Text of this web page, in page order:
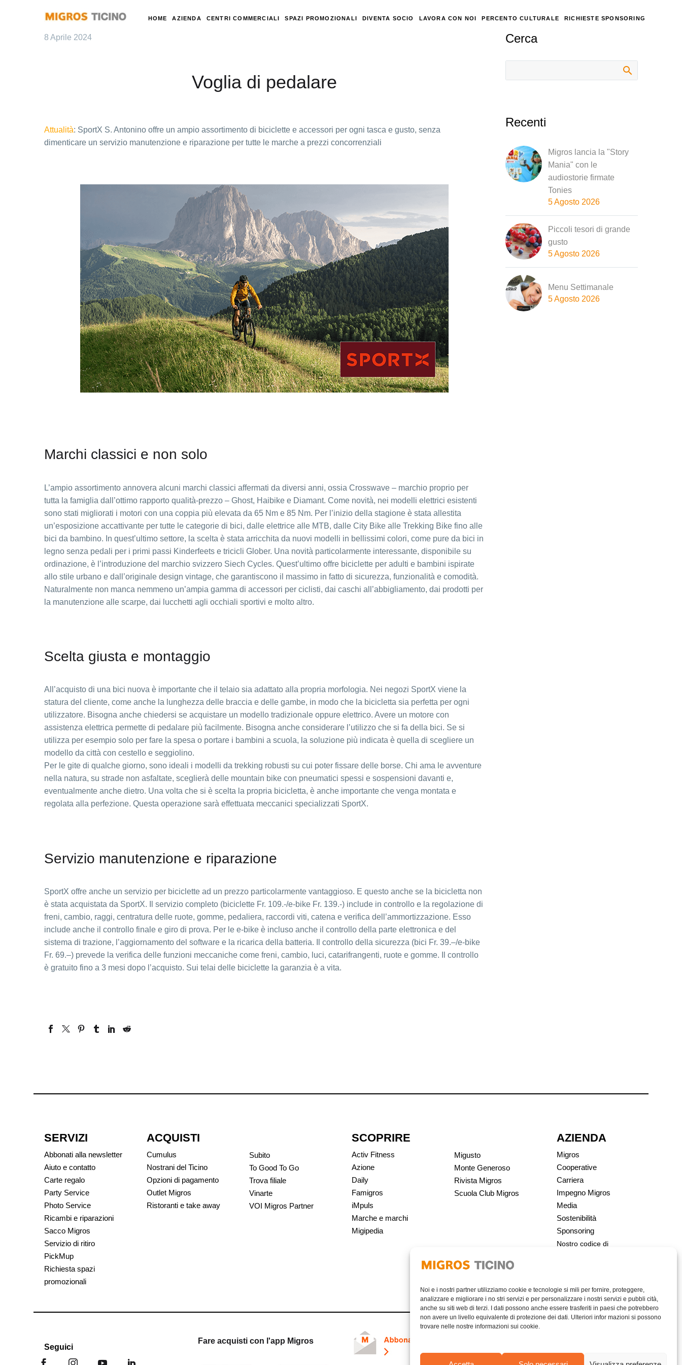
Noi e i nostri partner utilizziamo cookie e tecnologie si mili per fornire, proteggere,
analizzare e migliorare i no stri servizi e per personalizzare i nostri servizi e pubbli cità,
anche su siti web di terzi. I dati possono anche essere trasferiti in paesi che potrebbero
non avere un livello equivalente di protezione dei dati. Ulteriori infor mazioni si possono
trovare nelle nostre informazioni sui cookie.
HOME AZIENDA CENTRI COMMERCIALI SPAZI PROMOZIONALI DIVENTA SOCIO LAVORA CON NOI PERCENTO CULTURALE RICHIESTE SPONSORING
8 Aprile 2024
Voglia di pedalare
Attualità: SportX S. Antonino offre un ampio assortimento di biciclette e accessori per ogni tasca e gusto, senza
dimenticare un servizio manutenzione e riparazione per tutte le marche a prezzi concorrenziali
Marchi classici e non solo
L’ampio assortimento annovera alcuni marchi classici affermati da diversi anni, ossia Crosswave – marchio proprio per
tutta la famiglia dall’ottimo rapporto qualità-prezzo – Ghost, Haibike e Diamant. Come novità, nei modelli elettrici esistenti
sono stati migliorati i motori con una coppia più elevata da 65 Nm e 85 Nm. Per l’inizio della stagione è stata allestita
un’esposizione accattivante per tutte le categorie di bici, dalle elettrice alle MTB, dalle City Bike alle Trekking Bike fino alle
bici da bambino. In quest’ultimo settore, la scelta è stata arricchita da nuovi modelli in bellissimi colori, come pure da bici in
legno senza pedali per i primi passi Kinderfeets e tricicli Glober. Una novità particolarmente interessante, disponibile su
ordinazione, è l’introduzione del marchio svizzero Siech Cycles. Quest’ultimo offre biciclette per adulti e bambini ispirate
allo stile urbano e dall’originale design vintage, che garantiscono il massimo in fatto di sicurezza, funzionalità e comodità.
Naturalmente non manca nemmeno un’ampia gamma di accessori per ciclisti, dai caschi all’abbigliamento, dai prodotti per
la manutenzione alle scarpe, dai lucchetti agli occhiali sportivi e molto altro.
Scelta giusta e montaggio
All’acquisto di una bici nuova è importante che il telaio sia adattato alla propria morfologia. Nei negozi SportX viene la
statura del cliente, come anche la lunghezza delle braccia e delle gambe, in modo che la bicicletta sia perfetta per ogni
utilizzatore. Bisogna anche chiedersi se acquistare un modello tradizionale oppure elettrico. Avere un motore con
assistenza elettrica permette di pedalare più facilmente. Bisogna anche considerare l’utilizzo che si fa della bici. Se si
utilizza per esempio solo per fare la spesa o portare i bambini a scuola, la soluzione più indicata è quella di scegliere un
modello da città con cestello e seggiolino.
Per le gite di qualche giorno, sono ideali i modelli da trekking robusti su cui poter fissare delle borse. Chi ama le avventure
nella natura, su strade non asfaltate, sceglierà delle mountain bike con pneumatici spessi e sospensioni davanti e,
eventualmente anche dietro. Una volta che si è scelta la propria bicicletta, è anche importante che venga montata e
regolata alla perfezione. Questa operazione sarà effettuata meccanici specializzati SportX.
Servizio manutenzione e riparazione
SportX offre anche un servizio per biciclette ad un prezzo particolarmente vantaggioso. E questo anche se la bicicletta non
è stata acquistata da SportX. Il servizio completo (biciclette Fr. 109.-/e-bike Fr. 139.-) include in controllo e la regolazione di
freni, cambio, raggi, centratura delle ruote, gomme, pedaliera, raccordi viti, catena e verifica dell’ammortizzazione. Esso
include anche il controllo finale e giro di prova. Per le e-bike è incluso anche il controllo della parte elettronica e del
sistema di trazione, l’aggiornamento del software e la ricarica della batteria. Il controllo della sicurezza (bici Fr. 39.–/e-bike
Fr. 69.–) prevede la verifica delle funzioni meccaniche come freni, cambio, luci, catarifrangenti, ruote e gomme. Il controllo
è gratuito fino a 3 mesi dopo l’acquisto. Sui telai delle biciclette la garanzia è a vita.
Cerca
Recenti
Migros lancia la "Story
Mania" con le
audiostorie firmate
Tonies
5 Agosto 2026
Piccoli tesori di grande
gusto
5 Agosto 2026
Menu Settimanale
5 Agosto 2026
SERVIZI
Abbonati alla newsletter
Aiuto e contatto
Carte regalo
Party Service
Photo Service
Ricambi e riparazioni
Sacco Migros
Servizio di ritiro
PickMup
Richiesta spazi
promozionali
ACQUISTI
Cumulus
Nostrani del Ticino
Opzioni di pagamento
Outlet Migros
Ristoranti e take away
Subito
To Good To Go
Trova filiale
Vinarte
VOI Migros Partner
SCOPRIRE
Activ Fitness
Azione
Daily
Famigros
iMpuls
Marche e marchi
Migipedia
Migusto
Monte Generoso
Rivista Migros
Scuola Club Migros
AZIENDA
Migros
Cooperative
Carriera
Impegno Migros
Media
Sostenibilità
Sponsoring
Nostro codice di
Seguici
Fare acquisti con l'app Migros